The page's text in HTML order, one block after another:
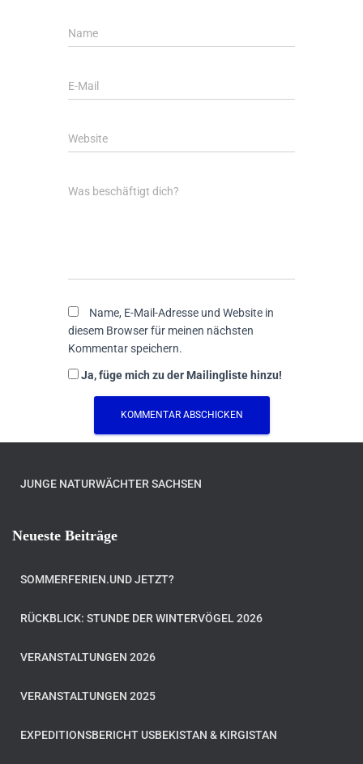
Name
E-Mail
Website
Was beschäftigt dich?
Name, E-Mail-Adresse und Website in
diesem Browser für meinen nächsten
Kommentar speichern.
Ja, füge mich zu der Mailingliste hinzu!
JUNGE NATURWÄCHTER SACHSEN
Neueste Beiträge
SOMMERFERIEN.UND JETZT?
RÜCKBLICK: STUNDE DER WINTERVÖGEL 2026
VERANSTALTUNGEN 2026
VERANSTALTUNGEN 2025
EXPEDITIONSBERICHT USBEKISTAN & KIRGISTAN